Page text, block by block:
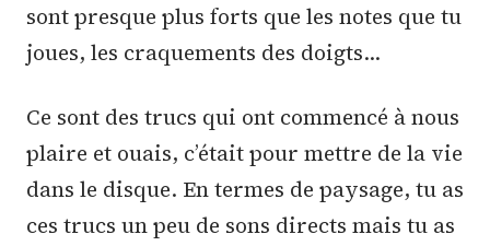
sont presque plus forts que les notes que tu
joues, les craquements des doigts…
Ce sont des trucs qui ont commencé à nous
plaire et ouais, c’était pour mettre de la vie
dans le disque. En termes de paysage, tu as
ces trucs un peu de sons directs mais tu as